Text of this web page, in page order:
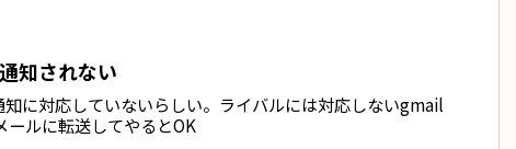
知されない
に対応していないらしい。ライバルには対応しないgmail
ルに転送してやるとOK